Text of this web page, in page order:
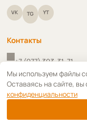
VK TG YT
Контакты
+7 (977) 393-31-71
+7 (910) 418-91-09
Мы используем файлы
Оставаясь на сайте, вы
конфиденциальности